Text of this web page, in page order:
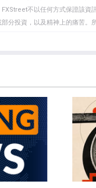
不以任何方式保證該
分投資，以及精神上的痛苦
資訊的準確性、完整性或適
。錯誤和遺漏除外。本文作